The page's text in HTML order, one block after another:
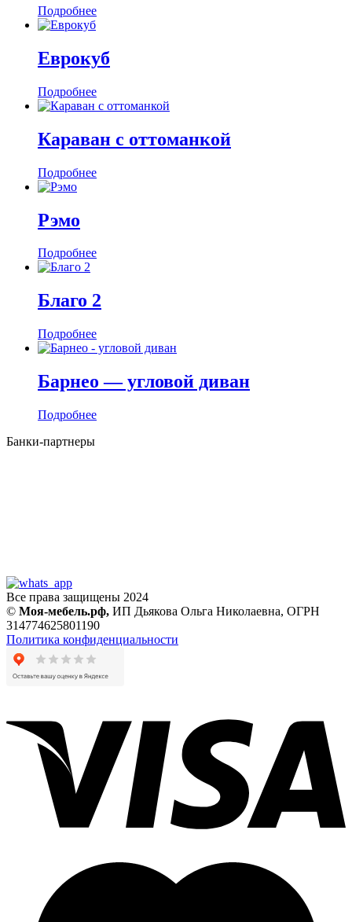
Подробнее
Еврокуб
Подробнее
Караван с оттоманкой
Подробнее
Рэмо
Подробнее
Благо 2
Подробнее
Барнео — угловой диван
Подробнее
Банки-партнеры
Все права защищены 2024
© Моя-мебель.рф, ИП Дьякова Ольга Николаевна, ОГРН
314774625801190
Политика конфиденциальности